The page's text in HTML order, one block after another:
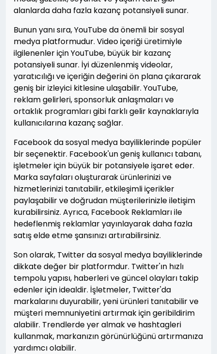
alanlarda daha fazla kazanç potansiyeli sunar.
Bunun yanı sıra, YouTube da önemli bir sosyal
medya platformudur. Video içeriği üretimiyle
ilgilenenler için YouTube, büyük bir kazanç
potansiyeli sunar. İyi düzenlenmiş videolar,
yaratıcılığı ve içeriğin değerini ön plana çıkararak
geniş bir izleyici kitlesine ulaşabilir. YouTube,
reklam gelirleri, sponsorluk anlaşmaları ve
ortaklık programları gibi farklı gelir kaynaklarıyla
kullanıcılarına kazanç sağlar.
Facebook da sosyal medya bayiliklerinde popüler
bir seçenektir. Facebook'un geniş kullanıcı tabanı,
işletmeler için büyük bir potansiyele işaret eder.
Marka sayfaları oluşturarak ürünlerinizi ve
hizmetlerinizi tanıtabilir, etkileşimli içerikler
paylaşabilir ve doğrudan müşterilerinizle iletişim
kurabilirsiniz. Ayrıca, Facebook Reklamları ile
hedeflenmiş reklamlar yayınlayarak daha fazla
satış elde etme şansınızı artırabilirsiniz.
Son olarak, Twitter da sosyal medya bayiliklerinde
dikkate değer bir platformdur. Twitter'ın hızlı
tempolu yapısı, haberleri ve güncel olayları takip
edenler için idealdir. İşletmeler, Twitter'da
markalarını duyurabilir, yeni ürünleri tanıtabilir ve
müşteri memnuniyetini artırmak için geribildirim
alabilir. Trendlerde yer almak ve hashtagleri
kullanmak, markanızın görünürlüğünü artırmanıza
yardımcı olabilir.